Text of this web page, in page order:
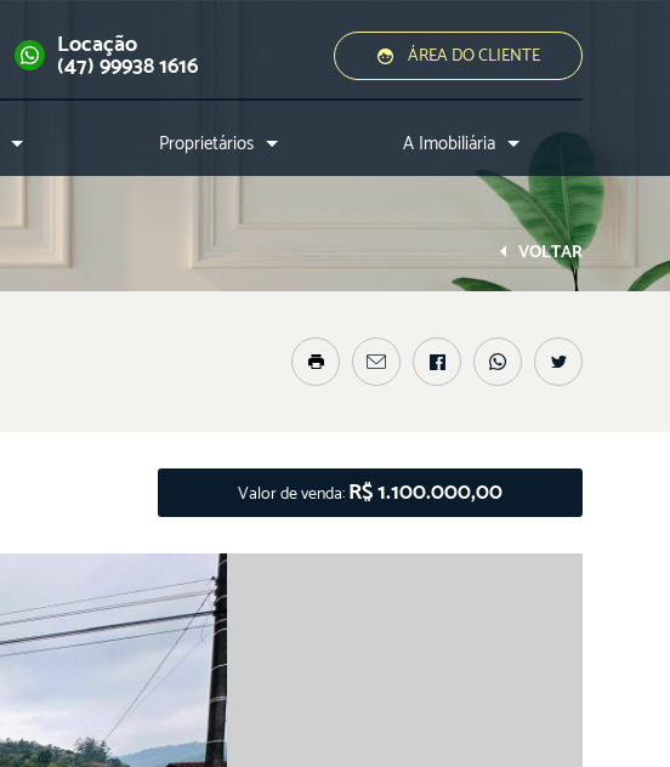
Locação
(47) 99938 1616 ÁREA DO CLIENTE
Proprietários A Imobiliária
Nossos diferenciais
Nossos profissionais
VOLTAR
Valor de venda:R$ 1.100.000,00